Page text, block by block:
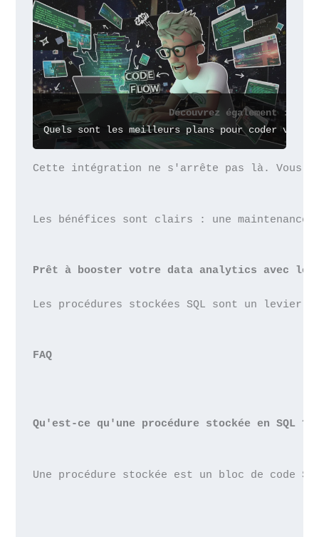
Découvrez également :
Quels sont les meilleurs plans pour coder vite
Cette intégration ne s'arrête pas là. Vous
Les bénéfices sont clairs : une maintenance
Prêt à booster votre data analytics avec les
Les procédures stockées SQL sont un
FAQ
Qu'est-ce qu'une procédure stockée en SQL ?
Une procédure stockée est un bloc de code